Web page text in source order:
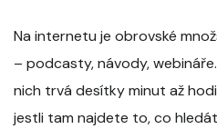
Na internetu je obrovské
– podcasty, návody,
nich trvá desítky minut až
jestli tam najdete to, co